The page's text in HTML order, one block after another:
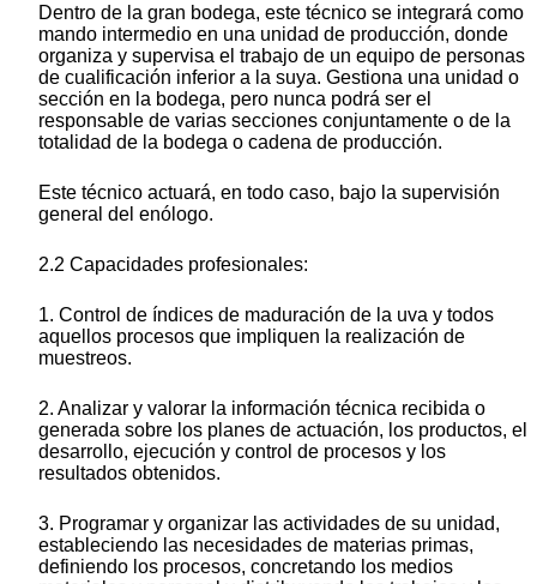
Dentro de la gran bodega, este técnico se integrará como
mando intermedio en una unidad de producción, donde
organiza y supervisa el trabajo de un equipo de personas
de cualificación inferior a la suya. Gestiona una unidad o
sección en la bodega, pero nunca podrá ser el
responsable de varias secciones conjuntamente o de la
totalidad de la bodega o cadena de producción.
Este técnico actuará, en todo caso, bajo la supervisión
general del enólogo.
2.2 Capacidades profesionales:
1. Control de índices de maduración de la uva y todos
aquellos procesos que impliquen la realización de
muestreos.
2. Analizar y valorar la información técnica recibida o
generada sobre los planes de actuación, los productos, el
desarrollo, ejecución y control de procesos y los
resultados obtenidos.
3. Programar y organizar las actividades de su unidad,
estableciendo las necesidades de materias primas,
definiendo los procesos, concretando los medios